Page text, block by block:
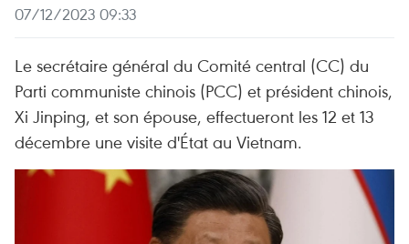
07/12/2023 09:33
Le secrétaire général du Comité central (CC) du
Parti communiste chinois (PCC) et président chinois,
Xi Jinping, et son épouse, effectueront les 12 et 13
décembre une visite d'État au Vietnam.